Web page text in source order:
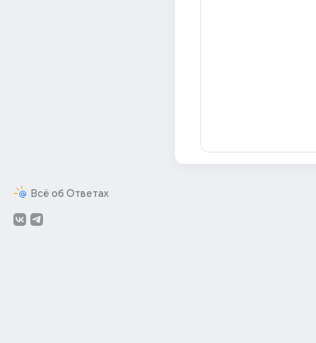
Всё об Ответах